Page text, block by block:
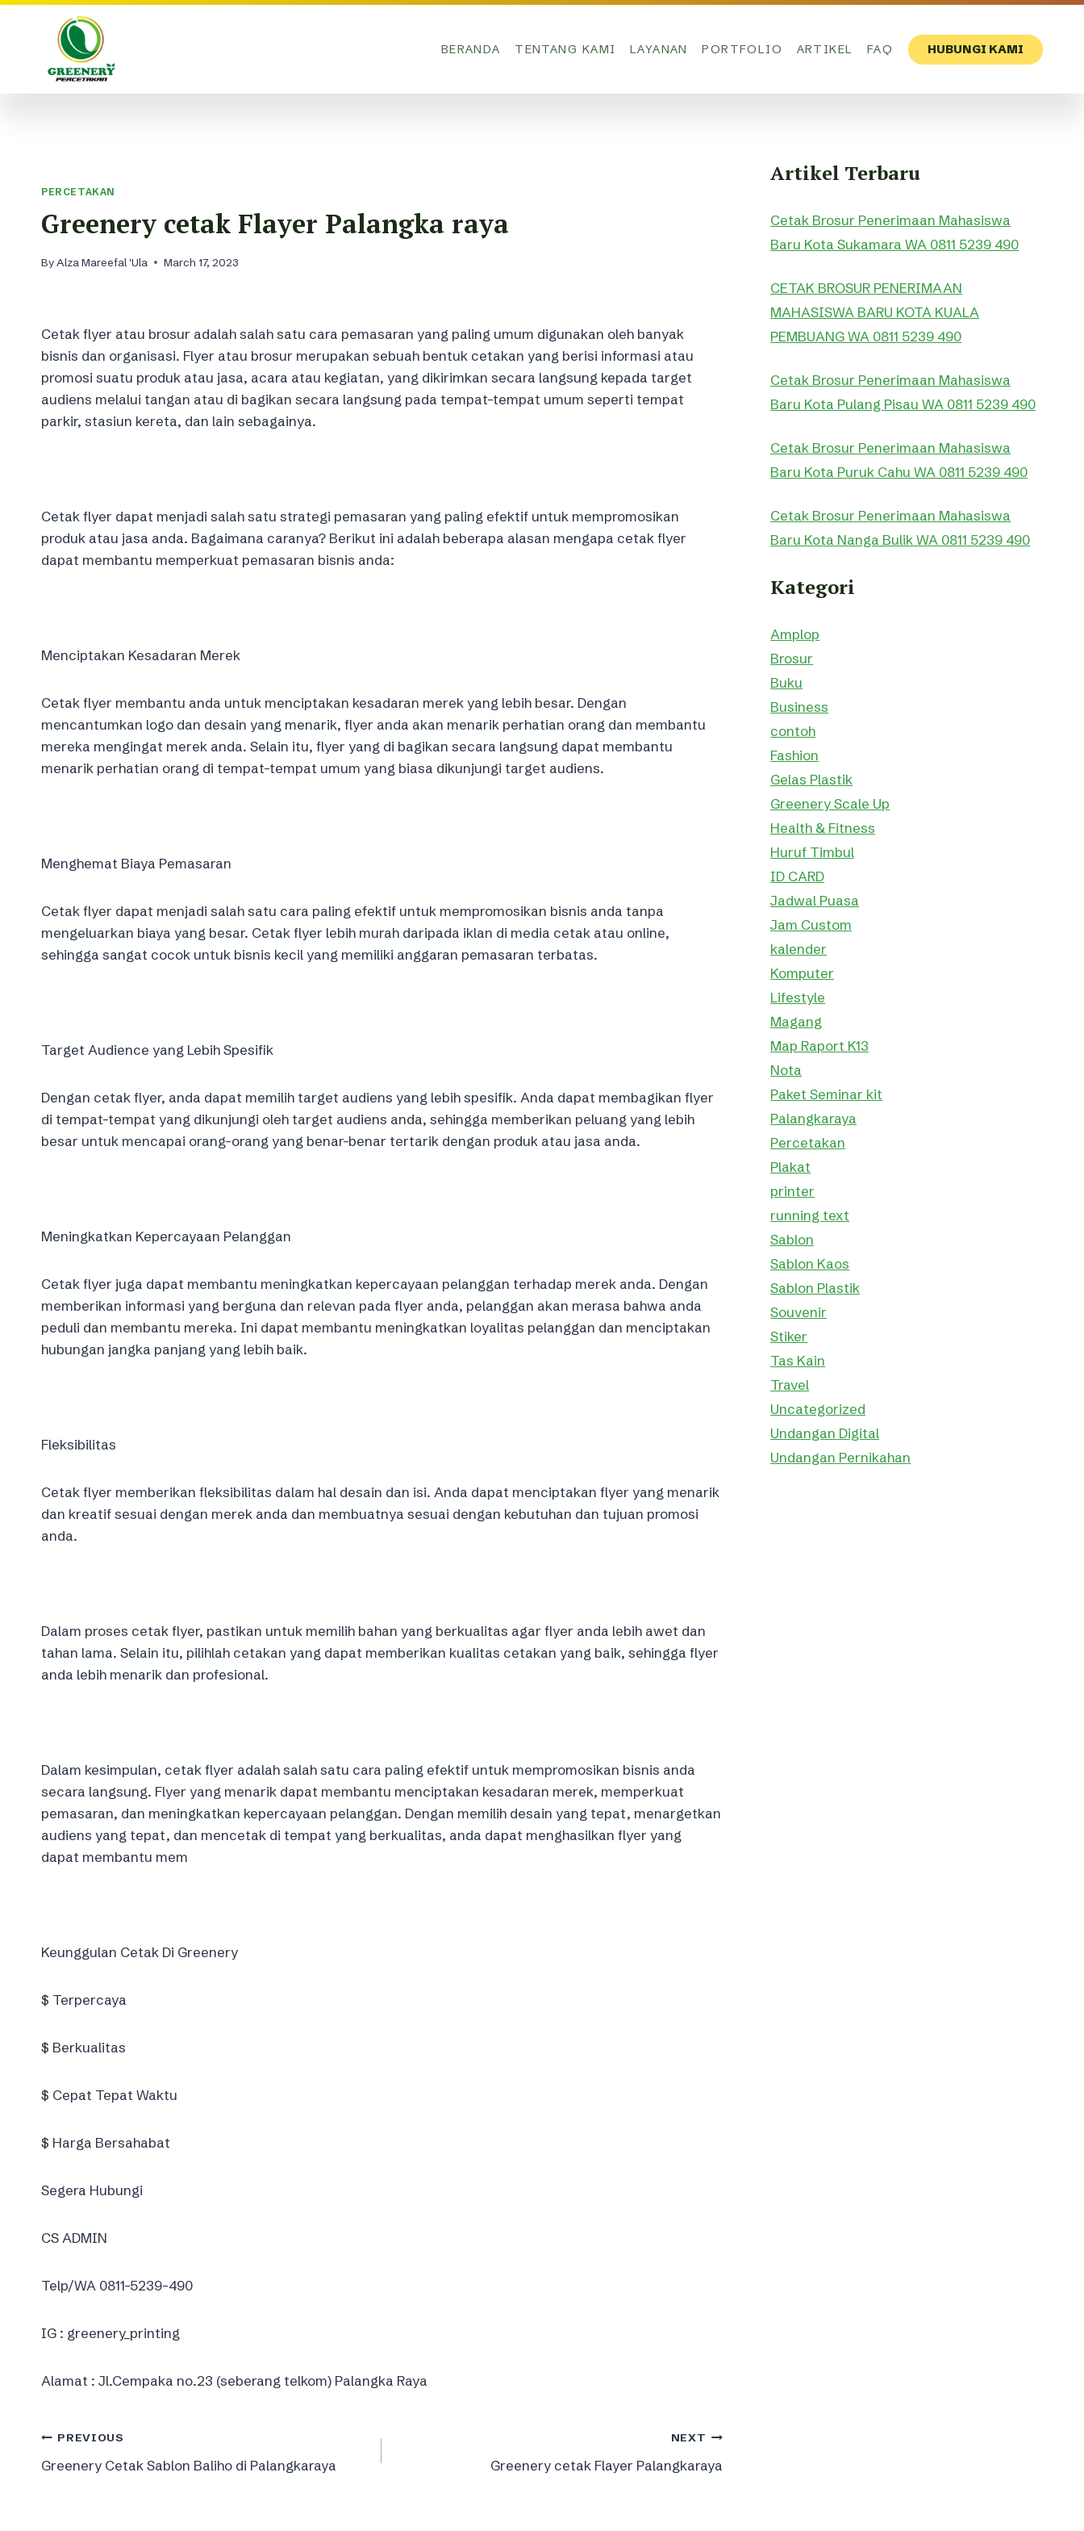
Skip
BERANDA TENTANG KAMI LAYANAN PORTFOLIO ARTIKEL FAQ HUBUNGI KAMI
PERCETAKAN
Greenery cetak Flayer Palangka raya
ByAlza Mareefal 'Ula March 17, 2023
Cetak flyer atau brosur adalah salah satu cara pemasaran yang paling umum digunakan oleh banyak
bisnis dan organisasi. Flyer atau brosur merupakan sebuah bentuk cetakan yang berisi informasi atau
promosi suatu produk atau jasa, acara atau kegiatan, yang dikirimkan secara langsung kepada target
audiens melalui tangan atau di bagikan secara langsung pada tempat-tempat umum seperti tempat
parkir, stasiun kereta, dan lain sebagainya.
Cetak flyer dapat menjadi salah satu strategi pemasaran yang paling efektif untuk mempromosikan
produk atau jasa anda. Bagaimana caranya? Berikut ini adalah beberapa alasan mengapa cetak flyer
dapat membantu memperkuat pemasaran bisnis anda:
Menciptakan Kesadaran Merek
Cetak flyer membantu anda untuk menciptakan kesadaran merek yang lebih besar. Dengan
mencantumkan logo dan desain yang menarik, flyer anda akan menarik perhatian orang dan membantu
mereka mengingat merek anda. Selain itu, flyer yang di bagikan secara langsung dapat membantu
menarik perhatian orang di tempat-tempat umum yang biasa dikunjungi target audiens.
Menghemat Biaya Pemasaran
Cetak flyer dapat menjadi salah satu cara paling efektif untuk mempromosikan bisnis anda tanpa
mengeluarkan biaya yang besar. Cetak flyer lebih murah daripada iklan di media cetak atau online,
sehingga sangat cocok untuk bisnis kecil yang memiliki anggaran pemasaran terbatas.
Target Audience yang Lebih Spesifik
Dengan cetak flyer, anda dapat memilih target audiens yang lebih spesifik. Anda dapat membagikan flyer
di tempat-tempat yang dikunjungi oleh target audiens anda, sehingga memberikan peluang yang lebih
besar untuk mencapai orang-orang yang benar-benar tertarik dengan produk atau jasa anda.
Meningkatkan Kepercayaan Pelanggan
Cetak flyer juga dapat membantu meningkatkan kepercayaan pelanggan terhadap merek anda. Dengan
memberikan informasi yang berguna dan relevan pada flyer anda, pelanggan akan merasa bahwa anda
peduli dan membantu mereka. Ini dapat membantu meningkatkan loyalitas pelanggan dan menciptakan
hubungan jangka panjang yang lebih baik.
Fleksibilitas
Cetak flyer memberikan fleksibilitas dalam hal desain dan isi. Anda dapat menciptakan flyer yang menarik
dan kreatif sesuai dengan merek anda dan membuatnya sesuai dengan kebutuhan dan tujuan promosi
anda.
Dalam proses cetak flyer, pastikan untuk memilih bahan yang berkualitas agar flyer anda lebih awet dan
tahan lama. Selain itu, pilihlah cetakan yang dapat memberikan kualitas cetakan yang baik, sehingga flyer
anda lebih menarik dan profesional.
Dalam kesimpulan, cetak flyer adalah salah satu cara paling efektif untuk mempromosikan bisnis anda
secara langsung. Flyer yang menarik dapat membantu menciptakan kesadaran merek, memperkuat
pemasaran, dan meningkatkan kepercayaan pelanggan. Dengan memilih desain yang tepat, menargetkan
audiens yang tepat, dan mencetak di tempat yang berkualitas, anda dapat menghasilkan flyer yang
dapat membantu mem
Keunggulan Cetak Di Greenery
$ Terpercaya
$ Berkualitas
$ Cepat Tepat Waktu
$ Harga Bersahabat
Segera Hubungi
CS ADMIN
Telp/WA 0811-5239-490
IG : greenery_printing
Alamat : Jl.Cempaka no.23 (seberang telkom) Palangka Raya
Post
navigation
PREVIOUS
Greenery Cetak Sablon Baliho di Palangkaraya
NEXT
Greenery cetak Flayer Palangkaraya
Artikel Terbaru
Cetak Brosur Penerimaan Mahasiswa
Baru Kota Sukamara WA 0811 5239 490
CETAK BROSUR PENERIMAAN
MAHASISWA BARU KOTA KUALA
PEMBUANG WA 0811 5239 490
Cetak Brosur Penerimaan Mahasiswa
Baru Kota Pulang Pisau WA 0811 5239 490
Cetak Brosur Penerimaan Mahasiswa
Baru Kota Puruk Cahu WA 0811 5239 490
Cetak Brosur Penerimaan Mahasiswa
Baru Kota Nanga Bulik WA 0811 5239 490
Kategori
Amplop
Brosur
Buku
Business
contoh
Fashion
Gelas Plastik
Greenery Scale Up
Health & Fitness
Huruf Timbul
ID CARD
Jadwal Puasa
Jam Custom
kalender
Komputer
Lifestyle
Magang
Map Raport K13
Nota
Paket Seminar kit
Palangkaraya
Percetakan
Plakat
printer
running text
Sablon
Sablon Kaos
Sablon Plastik
Souvenir
Stiker
Tas Kain
Travel
Uncategorized
Undangan Digital
Undangan Pernikahan